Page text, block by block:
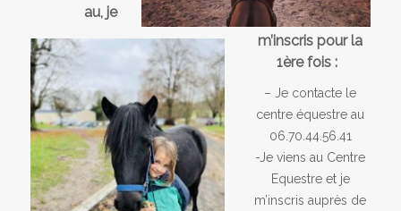
au, je
m’inscris pour la
1ère fois :
– Je contacte le
centre équestre au
06.70.44.56.41
-Je viens au Centre
Equestre et je
m’inscris auprès de